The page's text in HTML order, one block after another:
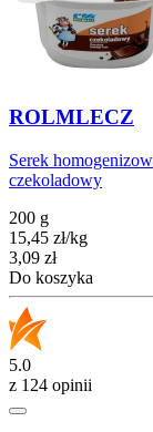
ROLMLECZ
Serek
czekoladowy
200 g
15,45 zł/kg
Cena
3,09 zł
Do koszyka
5.0
z 124 opinii